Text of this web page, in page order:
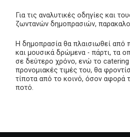
Για τις αναλυτικές οδηγίες και
ζωντανών δημοπρασιών,
Η δημοπρασία θα πλαισιωθεί από
και μουσικά δρώμενα - πάρτι, τα
σε δεύτερο χρόνο, ενώ το catering
προνομιακές τιμές του, θα
τίποτα από το κοινό, όσον αφορά
ποτό.